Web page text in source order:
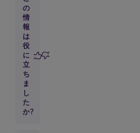
効
な
場
合
の
接
続
オ
プ
シ
ョ
ン
の
情
報
は
役
に
立
ち
ま
し
た
か?